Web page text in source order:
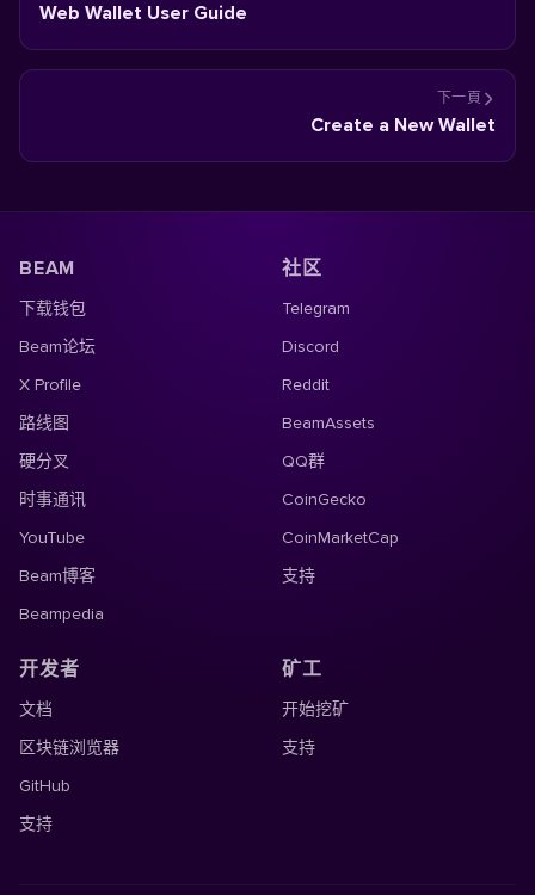
Web Wallet User Guide
下一頁
Create a New Wallet
BEAM
下载钱包
Beam论坛
X Profile
路线图
硬分叉
时事通讯
YouTube
Beam博客
Beampedia
社区
Telegram
Discord
Reddit
BeamAssets
QQ群
CoinGecko
CoinMarketCap
支持
开发者
文档
区块链浏览器
GitHub
支持
矿工
开始挖矿
支持